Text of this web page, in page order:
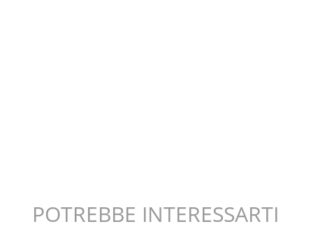
POTREBBE INTERESSARTI